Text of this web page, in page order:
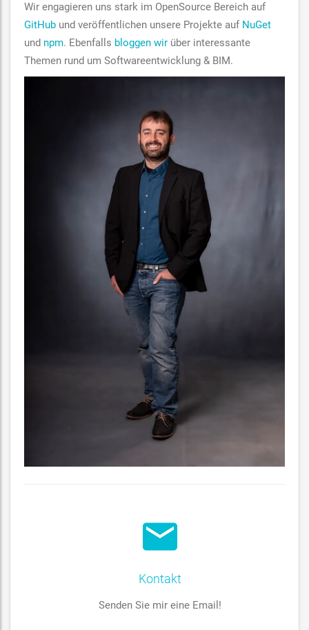
Wir engagieren uns stark im OpenSource Bereich auf
GitHub und veröffentlichen unsere Projekte auf NuGet
und npm. Ebenfalls bloggen wir über interessante
Themen rund um Softwareentwicklung & BIM.
Kontakt
Senden Sie mir eine Email!